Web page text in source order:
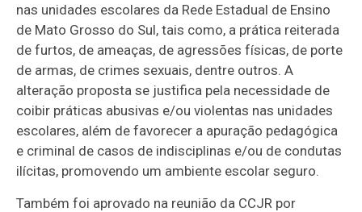
nas unidades escolares da Rede Estadual de Ensino
de Mato Grosso do Sul, tais como, a prática reiterada
de furtos, de ameaças, de agressões físicas, de porte
de armas, de crimes sexuais, dentre outros. A
alteração proposta se justifica pela necessidade de
coibir práticas abusivas e/ou violentas nas unidades
escolares, além de favorecer a apuração pedagógica
e criminal de casos de indisciplinas e/ou de condutas
ilícitas, promovendo um ambiente escolar seguro.
Também foi aprovado na reunião da CCJR por